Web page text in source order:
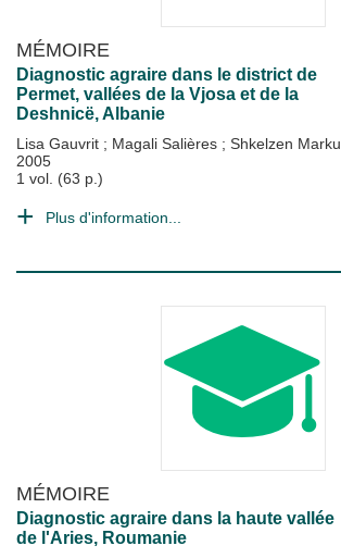
MÉMOIRE
Diagnostic agraire dans le district de
Permet, vallées de la Vjosa et de la
Deshnicë, Albanie
Lisa Gauvrit ; Magali Salières ; Shkelzen Marku
2005
1 vol. (63 p.)
Plus d'information...
MÉMOIRE
Diagnostic agraire dans la haute vallée
de l'Aries, Roumanie